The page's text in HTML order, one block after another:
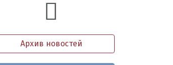
Архив новостей